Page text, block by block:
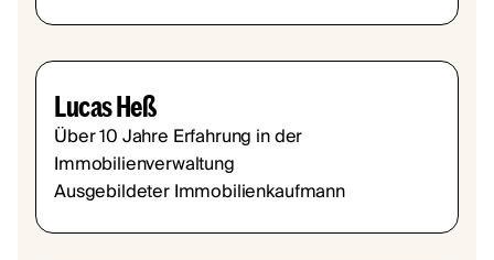
Lucas Heß
Über 10 Jahre Erfahrung in der
Immobilienverwaltung
Ausgebildeter Immobilienkaufmann